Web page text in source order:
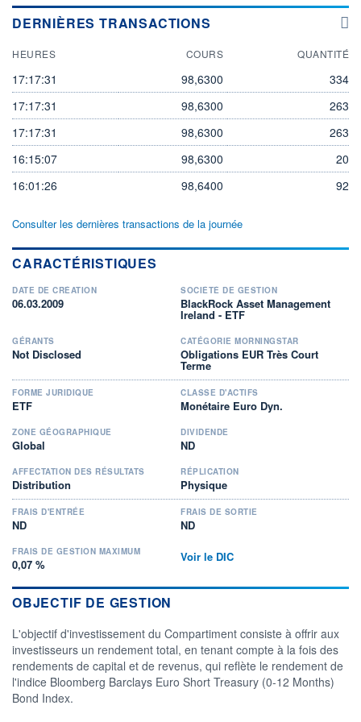
DERNIÈRES TRANSACTIONS
HEURES COURS QUANTITÉ
17:17:31 98,6300
334
17:17:31
98,6300
263
17:17:31
98,6300
263
16:15:07
98,6300
20
16:01:26
98,6400 92
Consulter les dernières transactions de la journée
CARACTÉRISTIQUES
DATE DE CRÉATION
06.03.2009
SOCIÉTÉ DE GESTION
BlackRock Asset Management
Ireland - ETF
GÉRANTS
Not Disclosed
CATÉGORIE MORNINGSTAR
Obligations EUR Très Court
Terme
FORME JURIDIQUE
ETF
CLASSE D'ACTIFS
Monétaire Euro Dyn.
ZONE GÉOGRAPHIQUE
Global
DIVIDENDE
ND
AFFECTATION DES RÉSULTATS
Distribution
RÉPLICATION
Physique
FRAIS D'ENTRÉE
ND
FRAIS DE SORTIE
ND
FRAIS DE GESTION MAXIMUM
0,07 %
Voir le DIC
OBJECTIF DE GESTION
L'objectif d'investissement du Compartiment consiste à offrir aux
investisseurs un rendement total, en tenant compte à la fois des
rendements de capital et de revenus, qui reflète le rendement de
l'indice Bloomberg Barclays Euro Short Treasury (0-12 Months)
Bond Index.